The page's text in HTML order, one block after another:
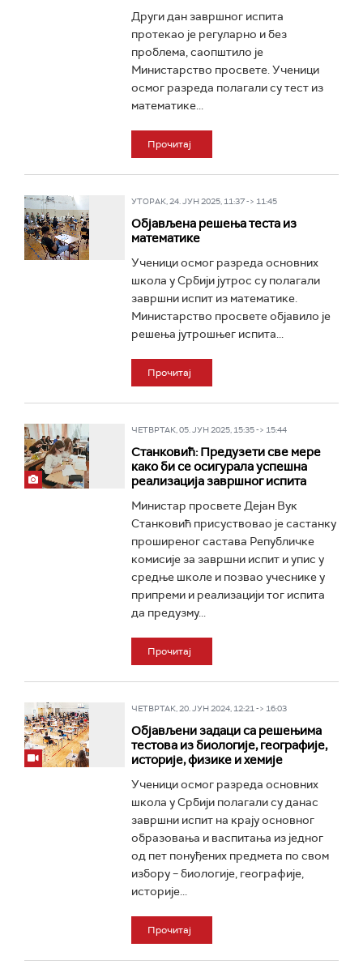
Други дан завршног испита
протекао је регуларно и без
проблема, саопштило је
Министарство просвете. Ученици
осмог разреда полагали су тест из
математике...
Прочитај
УТОРАК, 24. ЈУН 2025, 11:37 -> 11:45
Објављена решења теста из
математике
Ученици осмог разреда основних
школа у Србији јутрос су полагали
завршни испит из математике.
Министарство просвете објавило је
решења јутрошњег испита...
Прочитај
ЧЕТВРТАК, 05. ЈУН 2025, 15:35 -> 15:44
Станковић: Предузети све мере
како би се осигурала успешна
реализација завршног испита
Министар просвете Дејан Вук
Станковић присуствовао је састанку
проширеног састава Републичке
комисије за завршни испит и упис у
средње школе и позвао учеснике у
припреми и реализацији тог испита
да предузму...
Прочитај
ЧЕТВРТАК, 20. ЈУН 2024, 12:21 -> 16:03
Објављени задаци са решењима
тестова из биологије, географије,
историје, физике и хемије
Ученици осмог разреда основних
школа у Србији полагали су данас
завршни испит на крају основног
образовања и васпитања из једног
од пет понуђених предмета по свом
избору – биологије, географије,
историје...
Прочитај